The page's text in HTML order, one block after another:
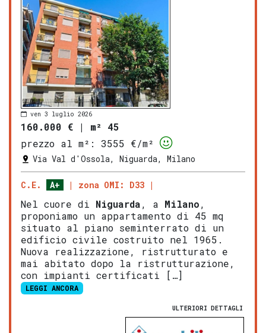
ven 3 luglio 2026
160.000 € | m² 45
prezzo al m²:
3555 €/m²
Via Val d'Ossola, Niguarda, Milano
C.E. A+ zona OMI: D33
Nel cuore di Niguarda, a Milano,
proponiamo un appartamento di 45 mq
situato al piano seminterrato di un
edificio civile costruito nel 1965.
Nuova realizzazione, ristrutturato e
mai abitato dopo la ristrutturazione,
con impianti certificati […]
LEGGI ANCORA
ULTERIORI DETTAGLI